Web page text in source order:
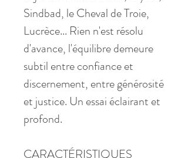
Sindbad, le Cheval de Troie,
Lucrèce... Rien n'est résolu
d'avance, l'équilibre demeure
subtil entre confiance et
discernement, entre générosité
et justice. Un essai éclairant et
profond.
CARACTÉRISTIQUES